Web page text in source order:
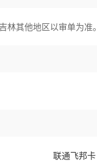
林其他地区以审单为准。